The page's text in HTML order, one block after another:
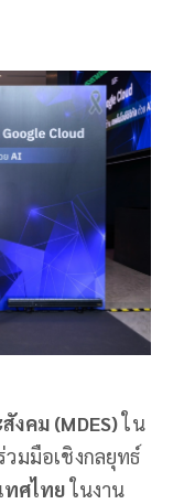
งคม (MDES)ใน
มมือเชิงกลยุทธ์
ทศไทยในงาน